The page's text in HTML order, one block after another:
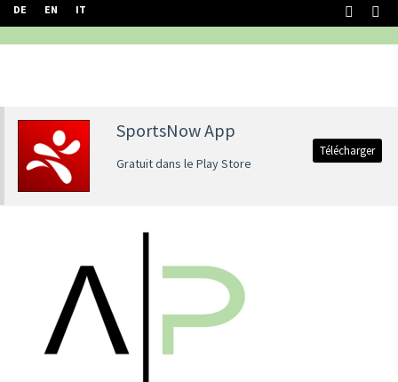
DE EN IT
SportsNow App
Gratuit dans le Play Store
Télécharger